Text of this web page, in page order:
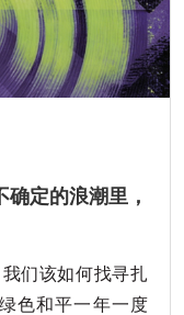
定的浪潮里，
们该如何找寻扎
色和平一年一度